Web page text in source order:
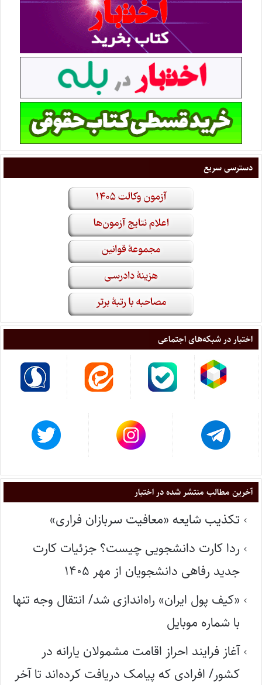
دسترسی سریع
اختبار در شبکه‌های اجتماعی
آخرین مطالب منتشر شده در اختبار
تکذیب شایعه «معافیت سربازان فراری»
ردا کارت دانشجویی چیست؟ جزئیات کارت
جدید رفاهی دانشجویان از مهر ۱۴۰۵
«کیف پول ایران» راه‌اندازی شد/ انتقال وجه تنها
با شماره موبایل
آغاز فرایند احراز اقامت مشمولان یارانه در
کشور/ افرادی که پیامک دریافت کرده‌اند تا آخر